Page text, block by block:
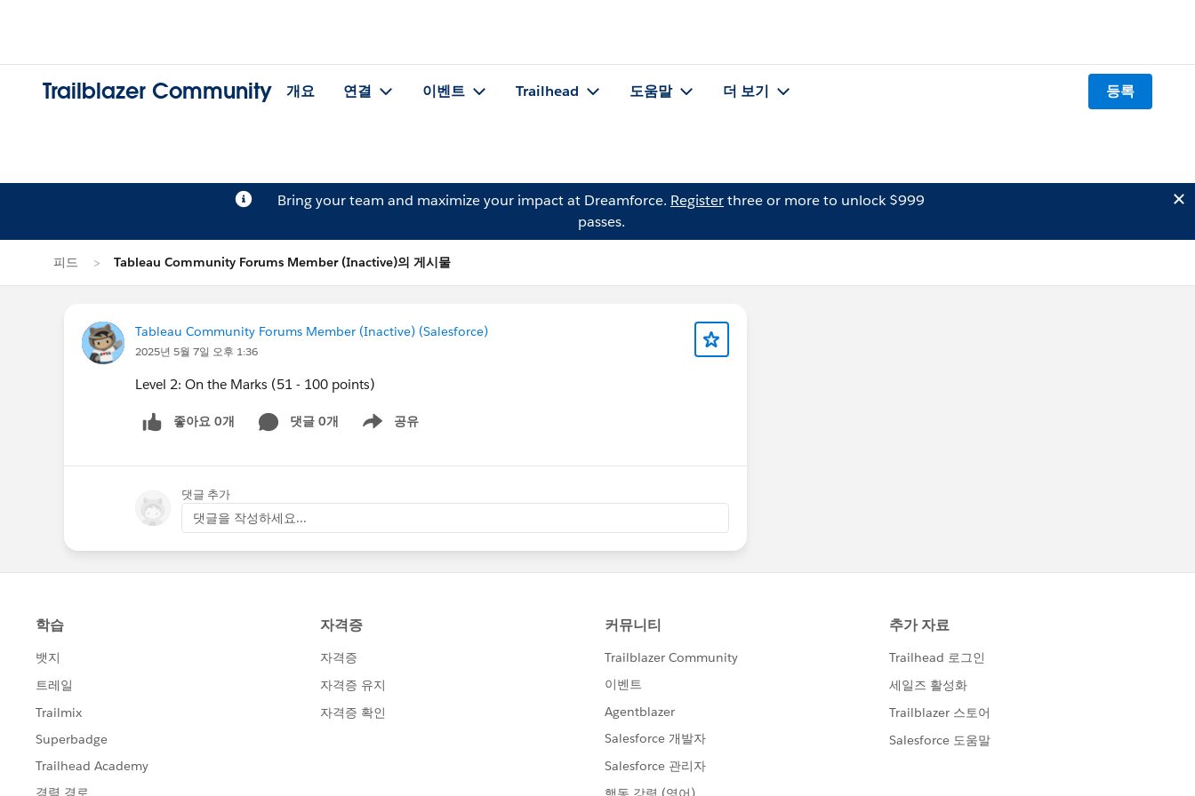
Trailblazer Community 개요 연결 이벤트 Trailhead 도움말 더 보기 등록
Bring your team and maximize your impact at Dreamforce. Registerthree or more to unlock $999
passes.
피드 Tableau Community Forums Member (Inactive)의 게시물
Tableau Community Forums Member (Inactive) (Salesforce)
2025년 5월 7일 오후 1:36
Level 2: On the Marks (51 - 100 points)
좋아요 0개 댓글 0개 공유
Show menu
댓글 추가
댓글을 작성하세요...